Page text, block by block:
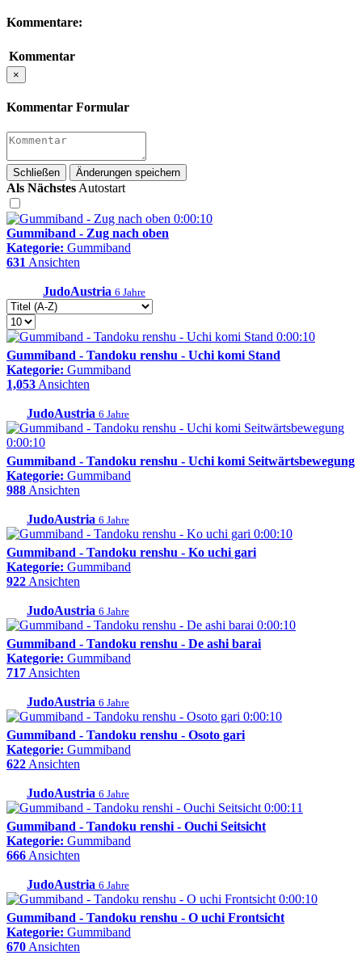
Kommentare:
Kommentar
×
Kommentar Formular
Schließen Änderungen speichern
Als NächstesAutostart
0:00:10
Gummiband - Zug nach oben
Kategorie: Gummiband
631Ansichten
JudoAustria 6 Jahre
0:00:10
Gummiband - Tandoku renshu - Uchi komi Stand
Kategorie: Gummiband
1,053Ansichten
JudoAustria 6 Jahre
0:00:10
Gummiband - Tandoku renshu - Uchi komi Seitwärtsbewegung
Kategorie: Gummiband
988Ansichten
JudoAustria 6 Jahre
0:00:10
Gummiband - Tandoku renshu - Ko uchi gari
Kategorie: Gummiband
922Ansichten
JudoAustria 6 Jahre
0:00:10
Gummiband - Tandoku renshu - De ashi barai
Kategorie: Gummiband
717Ansichten
JudoAustria 6 Jahre
0:00:10
Gummiband - Tandoku renshu - Osoto gari
Kategorie: Gummiband
622Ansichten
JudoAustria 6 Jahre
0:00:11
Gummiband - Tandoku renshi - Ouchi Seitsicht
Kategorie: Gummiband
666Ansichten
JudoAustria 6 Jahre
0:00:10
Gummiband - Tandoku renshu - O uchi Frontsicht
Kategorie: Gummiband
670Ansichten